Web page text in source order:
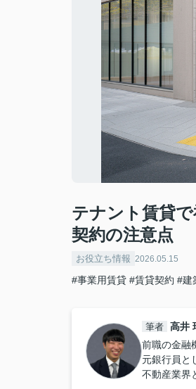
テナント賃貸
契約の注意点
お役立ち情報 2026.05.15
#事業用賃貸 #賃貸契約 #建
筆者 高井
前職の金融
元銀行員と
不動産業界